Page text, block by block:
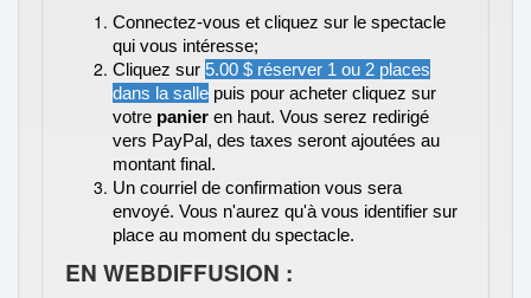
Connectez-vous et cliquez sur le spectacle
qui vous intéresse;
Cliquez sur 5.00 $ réserver 1 ou 2 places
dans la salle puis pour acheter cliquez sur
votre panier en haut. Vous serez redirigé
vers PayPal, des taxes seront ajoutées au
montant final.
Un courriel de confirmation vous sera
envoyé. Vous n'aurez qu'à vous identifier sur
place au moment du spectacle.
EN WEBDIFFUSION :